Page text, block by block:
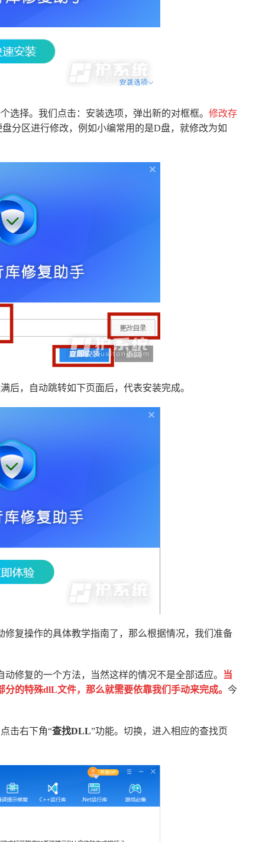
选择。我们点击：安装选项，弹出新的对框框。 修改存
分区进行修改，例如小编常用的是D盘，就修改为如
后，自动跳转如下页面后，代表安装完成。
复操作的具体教学指南了，那么根据情况，我们准备
修复的一个方法，当然这样的情况不是全部适应。
当
的特殊dlL文件，那么就需要依靠我们手动来完成。 今
击右下角“查找DLL”功能。切换，进入相应的查找页